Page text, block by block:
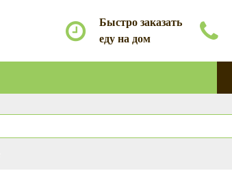
Быстро заказать
еду на дом